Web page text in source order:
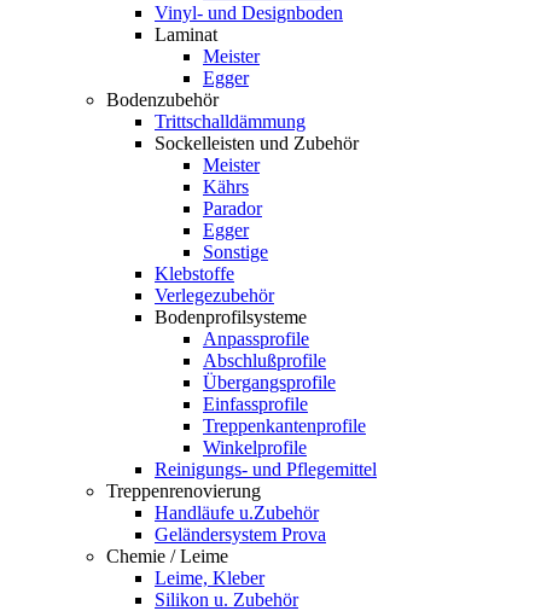
Vinyl- und Designboden
Laminat
Meister
Egger
Bodenzubehör
Trittschalldämmung
Sockelleisten und Zubehör
Meister
Kährs
Parador
Egger
Sonstige
Klebstoffe
Verlegezubehör
Bodenprofilsysteme
Anpassprofile
Abschlußprofile
Übergangsprofile
Einfassprofile
Treppenkantenprofile
Winkelprofile
Reinigungs- und Pflegemittel
Treppenrenovierung
Handläufe u.Zubehör
Geländersystem Prova
Chemie / Leime
Leime, Kleber
Silikon u. Zubehör